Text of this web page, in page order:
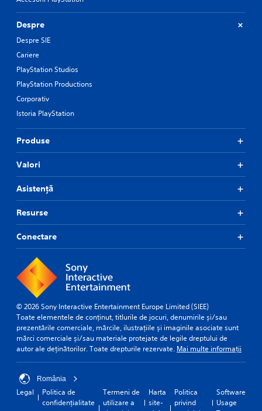
Despre
Despre SIE
Cariere
PlayStation Studios
PlayStation Productions
Corporativ
Istoria PlayStation
Produse
Valori
Asistență
Resurse
Conectare
© 2026 Sony Interactive Entertainment Europe Limited (SIEE)
Toate elementele de conținut, titlurile de jocuri, denumirile și/sau
prezentările comerciale, mărcile, ilustrațiile și imaginile asociate sunt
mărci comerciale și/sau materiale protejate de legile dreptului de
autor ale deținătorilor. Toate drepturile rezervate. Mai multe informații
România
Legal
Politica de
confidențialitate
Termeni de
utilizare a
Harta
site-
Politica
privind
Software
Usage